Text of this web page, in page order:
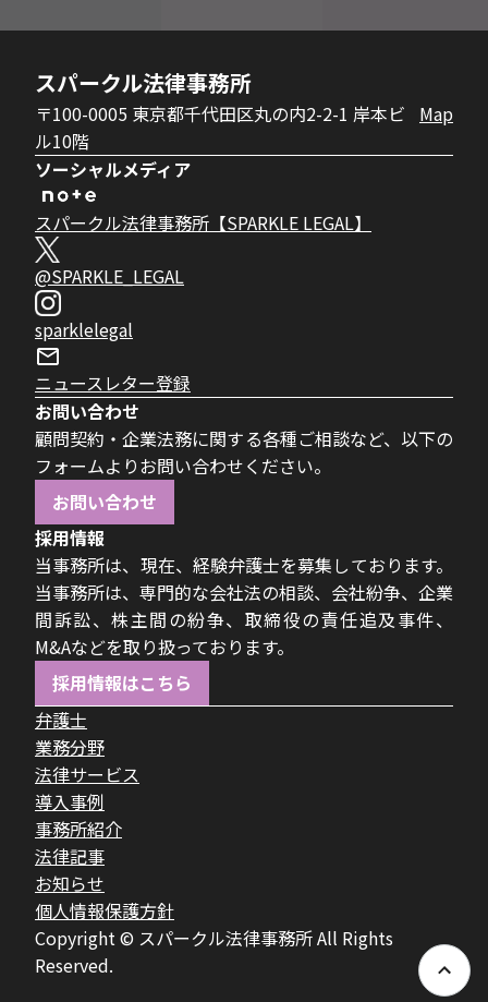
スパークル法律事務所
〒100-0005 東京都千代田区丸の内2-2-1 岸本ビ
ル10階
Map
ソーシャルメディア
スパークル法律事務所【SPARKLE LEGAL】
@SPARKLE_LEGAL
sparklelegal
ニュースレター登録
お問い合わせ
顧問契約・企業法務に関する各種ご相談など、以下の
フォームよりお問い合わせください。
お問い合わせ
採用情報
当事務所は、現在、経験弁護士を募集しております。
当事務所は、専門的な会社法の相談、会社紛争、企業
間訴訟、株主間の紛争、取締役の責任追及事件、
M&Aなどを取り扱っております。
採用情報はこちら
弁護士
業務分野
法律サービス
導入事例
事務所紹介
法律記事
お知らせ
個人情報保護方針
Copyright © スパークル法律事務所 All Rights
Reserved.